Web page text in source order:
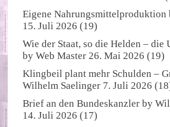
Eigene Nahrungsmittelproduktion
15. Juli 2026 (19)
Wie der Staat, so die Helden –
byWeb Master 26. Mai 2026 (19)
Klingbeil plant mehr Schulden –
Wilhelm Saelinger 7. Juli 2026
Brief an den Bundeskanzler by
14. Juli 2026 (17)